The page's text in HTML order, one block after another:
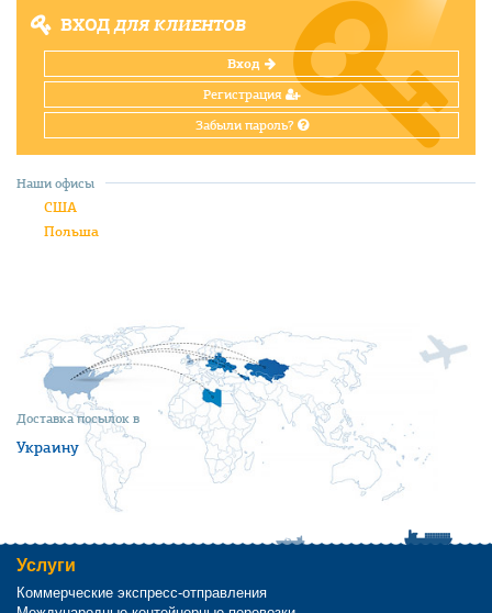
ВХОДДЛЯ КЛИЕНТОВ
Вход
Регистрация
Забыли пароль?
Доставка посылок в
Украину
Наши офисы
США
Польша
Услуги
Коммерческие экспресс-отправления